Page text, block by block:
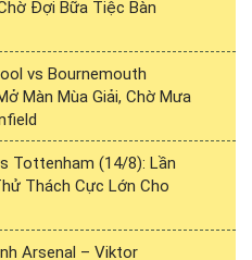
Đợi Bữa Tiệc Bàn
vs Bournemouth
Màn Mùa Giải, Chờ Mưa
Tottenham (14/8): Lần
Thách Cực Lớn Cho
Arsenal – Viktor